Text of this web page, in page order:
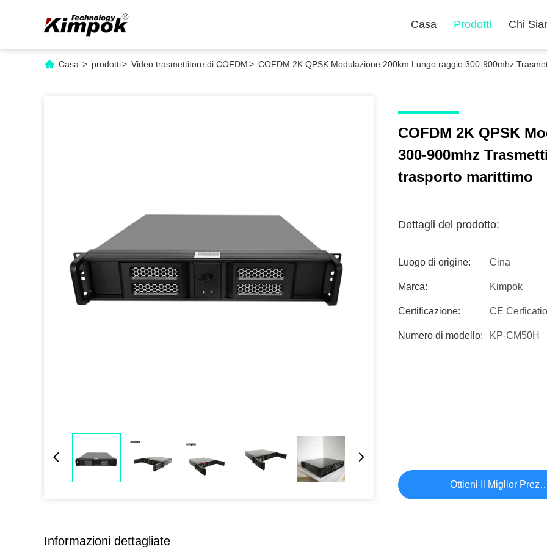
Casa Prodotti Chi
Casa. > prodotti> Video trasmettitore di COFDM> COFDM 2K QPSK Modulazione 200km Lungo raggio 300-900mhz
COFDM 2K QPSK
300-900mhz
trasporto marittimo
Dettagli del prodotto:
Luogo di origine: Cina
Marca: Kimpok
Certificazione: CE
Numero di modello: KP-CM50H
Ottieni Il Miglior
Informazioni dettagliate